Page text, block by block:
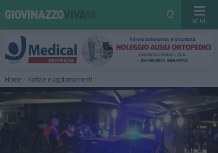
MENU
Home Notizie e aggiornamenti